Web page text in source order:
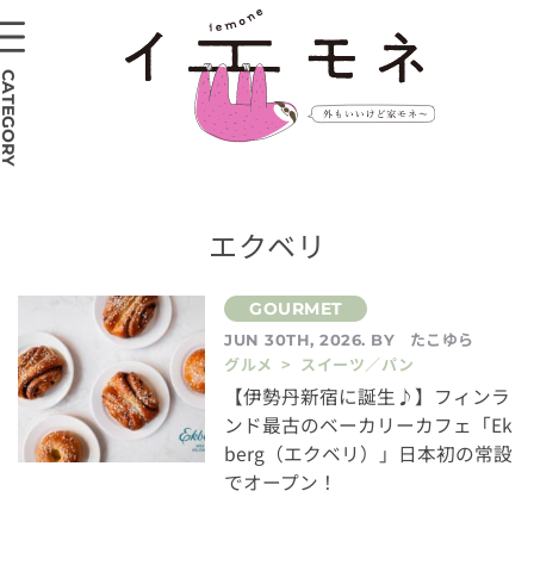
エクベリ
JUN 30TH, 2026. BY
たこゆら
グルメ > スイーツ／パン
【伊勢丹新宿に誕生♪】フィンラ
ンド最古のベーカリーカフェ「Ek
berg（エクベリ）」日本初の常設
でオープン！